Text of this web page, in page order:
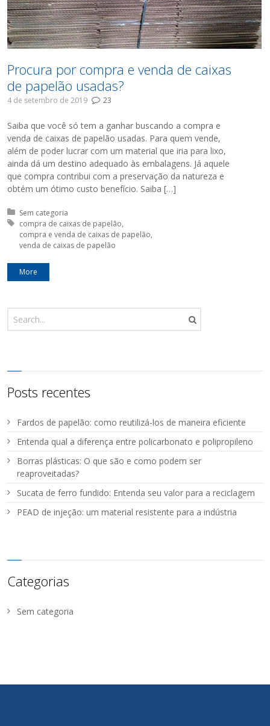
Procura por compra e venda de caixas
de papelão usadas?
4 de setembro de 2019 23
Saiba que você só tem a ganhar buscando a compra e
venda de caixas de papelão usadas. Para quem vende,
além de poder lucrar com um material que iria para lixo,
ainda dá um destino adequado às embalagens. Já aquele
que compra contribui com a preservação da natureza e
obtém um ótimo custo benefício. Saiba […]
Posted in:
Sem categoria
Tagged with:
compra de caixas de papelão
compra e venda de caixas de papelão
venda de caixas de papelão
More
Posts recentes
Fardos de papelão: como reutilizá-los de maneira eficiente
Entenda qual a diferença entre policarbonato e polipropileno
Borras plásticas: O que são e como podem ser
reaproveitadas?
Sucata de ferro fundido: Entenda seu valor para a reciclagem
PEAD de injeção: um material resistente para a indústria
Categorias
Sem categoria